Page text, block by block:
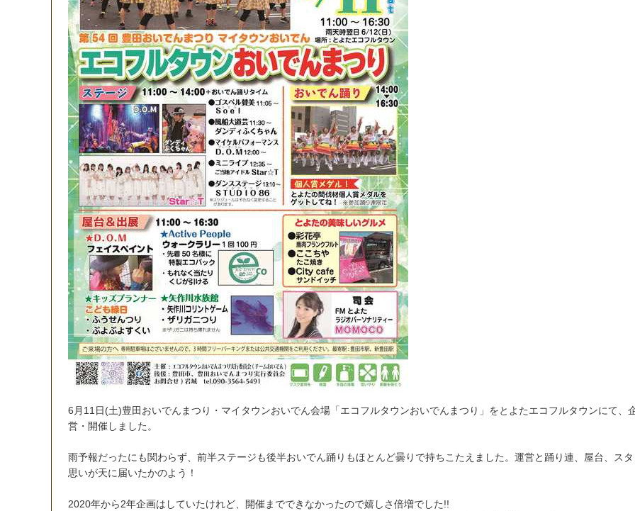
6月 11日(土)豊田 おいでんまつ り ・ マイ タウ ンおいでん会場 「エコフルタウ ンおいでんまつ り 」 をと よ たエコフルタウ ンにて、
営 ・ 開催し ま した。
雨予報だったにも関わらず、 前半ステージも後半おいでん踊 り もほと んど曇り で持ちこ た え ま した。 運営と 踊 り連、 屋台、 ス タ
思いが天に届いたかのよ う ！
2020年から2年企画は していたけれど、 開催ま ででき なかったので嬉しさ倍増でした!!